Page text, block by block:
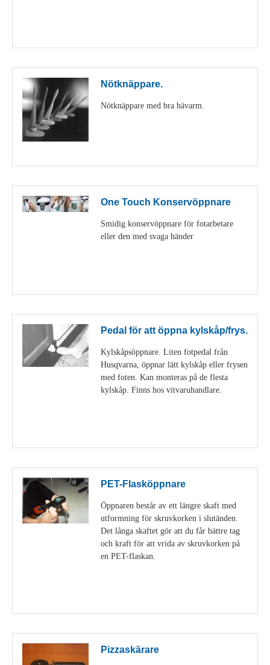
Nötknäppare.
Nötknäppare med bra hävarm.
One Touch Konservöppnare
Smidig konservöppnare för fotarbetare
eller den med svaga händer
Pedal för att öppna kylskåp/frys.
Kylskåpsöppnare. Liten fotpedal från
Husqvarna, öppnar lätt kylskåp eller frysen
med foten. Kan monteras på de flesta
kylskåp. Finns hos vitvaruhandlare.
PET-Flasköppnare
Öppnaren består av ett längre skaft med
utformning för skruvkorken i slutänden.
Det långa skaftet gör att du får bättre tag
och kraft för att vrida av skruvkorken på
en PET-flaskan.
Pizzaskärare